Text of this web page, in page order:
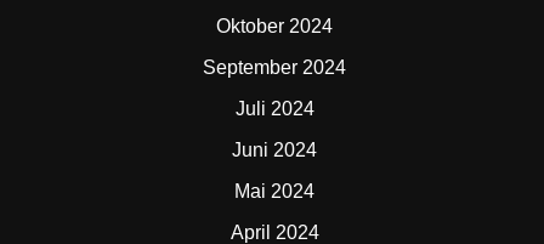
Oktober 2024
September 2024
Juli 2024
Juni 2024
Mai 2024
April 2024